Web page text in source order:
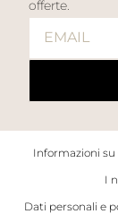
offerte.
Informazioni
I
Dati personali e